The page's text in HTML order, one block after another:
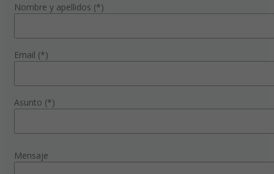
Nombre y apellidos (*)
Email (*)
Asunto (*)
Mensaje